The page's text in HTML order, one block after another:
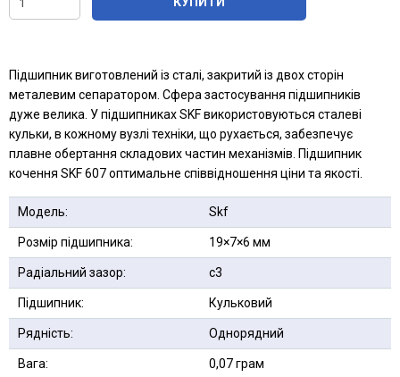
Підшипник виготовлений із сталі, закритий із двох сторін
металевим сепаратором. Сфера застосування підшипників
дуже велика. У підшипниках SKF використовуються сталеві
кульки, в кожному вузлі техніки, що рухається, забезпечує
плавне обертання складових частин механізмів. Підшипник
кочення SKF 607 оптимальне співвідношення ціни та якості.
Модель: Skf
Розмір підшипника: 19×7×6 мм
Радіальний зазор: с3
Підшипник: Кульковий
Рядність: Однорядний
Вага: 0,07 грам